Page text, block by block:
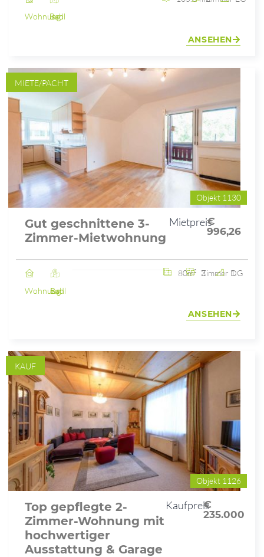
Wohnung
Bad Ischl
ANSEHEN
MIETE/PACHT
Objekt 1130
Gut geschnittene 3-
Zimmer-Mietwohnung
Mietpreis
€
996,26
Wohnung
Bad Ischl
80m² 3 Zimmer 1. DG
ANSEHEN
KAUF
Objekt 1126
Top gepflegte 2-
Zimmer-Wohnung mit
hochwertiger
Ausstattung & Garage
Kaufpreis
€
235.000